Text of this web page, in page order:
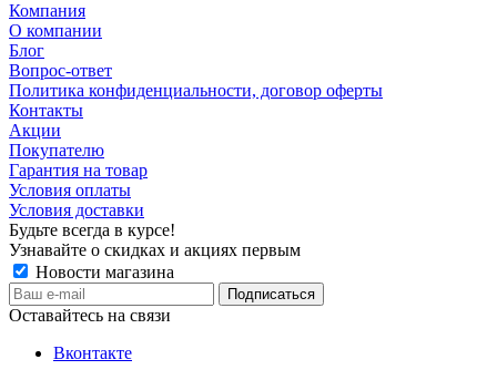
Компания
О компании
Блог
Вопрос-ответ
Политика конфиденциальности, договор оферты
Контакты
Акции
Покупателю
Гарантия на товар
Условия оплаты
Условия доставки
Будьте всегда в курсе!
Узнавайте о скидках и акциях первым
Новости магазина
Оставайтесь на связи
Вконтакте